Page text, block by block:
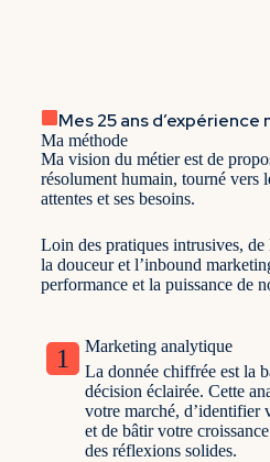
Mes 25 ans d’expérience
Ma méthode
Ma vision du métier est de
résolument humain, tourné vers
attentes et ses besoins.
Loin des pratiques intrusives,
la douceur et l’inbound
performance et la puissance de
1
Marketing analytique
La donnée chiffrée est la
décision éclairée. Cette
votre marché, d’identifier
et de bâtir votre
des réflexions solides.